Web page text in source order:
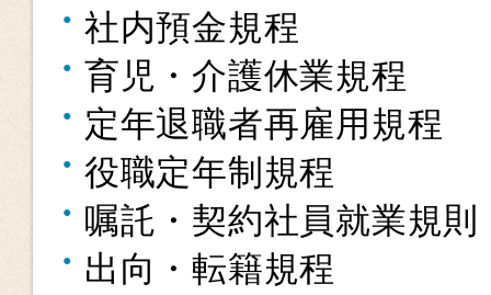
社内預金規程
育児・介護休業規程
定年退職者再雇用規程
役職定年制規程
嘱託・契約社員就業規則
出向・転籍規程